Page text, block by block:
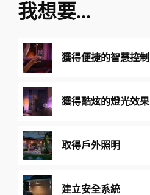
我想要...
獲得便捷的智慧控制
獲得酷炫的燈光效果
取得戶外照明
建立安全系統